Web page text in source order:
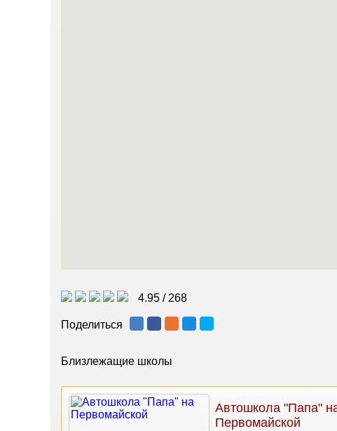
4.95 / 268
Поделиться
Близлежащие школы
Автошкола "Папа"
Первомайской